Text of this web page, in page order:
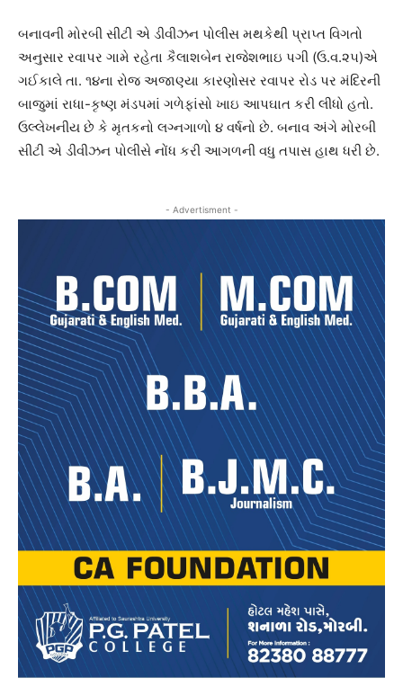
બનાવની મોરબી સીટી એ ડીવીઝન પોલીસ મથકેથી પ્રાપ્ત વિગતો
અનુસાર રવાપર ગામે રહેતા કૈલાશબેન રાજેશભાઇ પગી (ઉ.વ.૨૫)એ
ગઈકાલે તા. ૧૪ના રોજ અજાણ્યા કારણોસર રવાપર રોડ પર મંદિરની
બાજુમાં રાધા-કૃષ્ણ મંડપમાં ગળેફાંસો ખાઇ આપઘાત કરી લીધો હતો.
ઉલ્લેખનીય છે કે મૃતકનો લગ્નગાળો ૪ વર્ષનો છે. બનાવ અંગે મોરબી
સીટી એ ડીવીઝન પોલીસે નોંધ કરી આગળની વધુ તપાસ હાથ ધરી છે.
- Advertisment -